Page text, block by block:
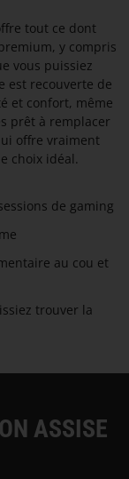
tout ce dont
y compris
vous puissiez
est recouverte de
et confort, même
prêt à remplacer
offre vraiment
choix idéal.
de gaming
au cou et
trouver la
ASSISE